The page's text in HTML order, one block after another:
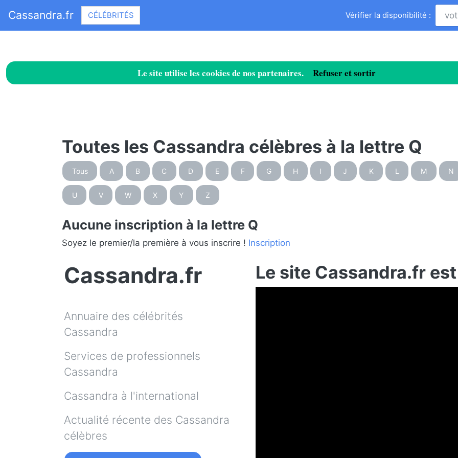
Le site utilise les cookies de nos partenaires. Refuser et sortir
Cassandra.fr CÉLÉBRITÉS Vérifier la disponibilité :
Toutes les Cassandra célèbres à la lettre Q
Tous A B C D E F G H I J K L M N
U V W X Y Z
Aucune inscription à la lettre Q
Soyez le premier/la première à vous inscrire ! Inscription
Cassandra.fr
Annuaire des célébrités
Cassandra
Services de professionnels
Cassandra
Cassandra à l'international
Actualité récente des Cassandra
célèbres
Le site Cassandra.fr